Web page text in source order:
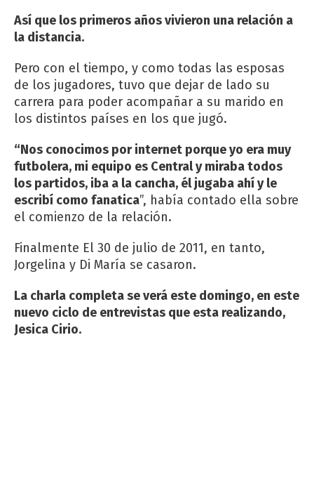
Así que los primeros años vivieron una relación a
la distancia.
Pero con el tiempo, y como todas las esposas
de los jugadores, tuvo que dejar de lado su
carrera para poder acompañar a su marido en
los distintos países en los que jugó.
“Nos conocimos por internet porque yo era muy
futbolera, mi equipo es Central y miraba todos
los partidos, iba a la cancha, él jugaba ahí y le
escribí como fanatica”, había contado ella sobre
el comienzo de la relación.
Finalmente El 30 de julio de 2011, en tanto,
Jorgelina y Di María se casaron.
La charla completa se verá este domingo, en este
nuevo ciclo de entrevistas que esta realizando,
Jesica Cirio.